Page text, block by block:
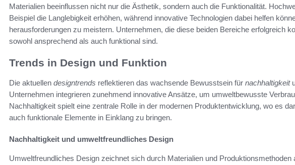
Materialien beeinflussen nicht nur die Ästhetik, sondern auch die Funktionalität.
Beispiel die Langlebigkeit erhöhen, während innovative Technologien dabei helfen
herausforderungen zu meistern. Unternehmen, die diese beiden Bereiche erfolgreich
sowohl ansprechend als auch funktional sind.
Trends in Design und Funktion
Die aktuellen designtrends reflektieren das wachsende Bewusstsein für nachhaltigkeit
Unternehmen integrieren zunehmend innovative Ansätze, um umweltbewusste
Nachhaltigkeit spielt eine zentrale Rolle in der modernen Produktentwicklung, wo es
auch funktionale Elemente in Einklang zu bringen.
Nachhaltigkeit und umweltfreundliches Design
Umweltfreundliches Design zeichnet sich durch Materialien und Produktionsmethoden